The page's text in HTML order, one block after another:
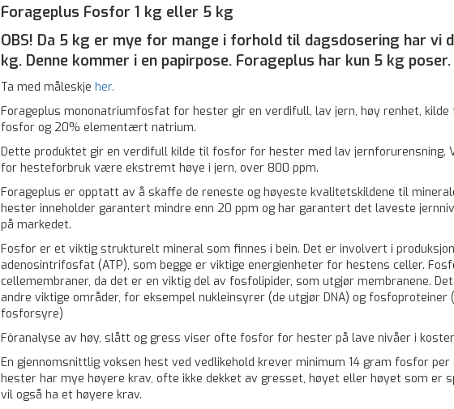
Forageplus Fosfor 1 kg eller 5 kg
OBS! Da 5 kg er mye for mange i forhold til dagsdosering har vi
kg. Denne kommer i en papirpose. Forageplus har kun 5 kg poser.
Ta med måleskje her.
Forageplus mononatriumfosfat for hester gir en verdifull, lav jern, høy renhet,
fosfor og 20% elementært natrium.
Dette produktet gir en verdifull kilde til fosfor for hester med lav jernforurensning.
for hesteforbruk være ekstremt høye i jern, over 800 ppm.
Forageplus er opptatt av å skaffe de reneste og høyeste kvalitetskildene til
hester inneholder garantert mindre enn 20 ppm og har garantert det laveste
på markedet.
Fosfor er et viktig strukturelt mineral som finnes i bein. Det er involvert i
adenosintrifosfat (ATP), som begge er viktige energienheter for hestens celler.
cellemembraner, da det er en viktig del av fosfolipider, som utgjør membranene.
andre viktige områder, for eksempel nukleinsyrer (de utgjør DNA) og
fosforsyre)
Fôranalyse av høy, slått og gress viser ofte fosfor for hester på lave nivåer i
En gjennomsnittlig voksen hest ved vedlikehold krever minimum 14 gram fosfor per
hester har mye høyere krav, ofte ikke dekket av gresset, høyet eller høyet som er
vil også ha et høyere krav.